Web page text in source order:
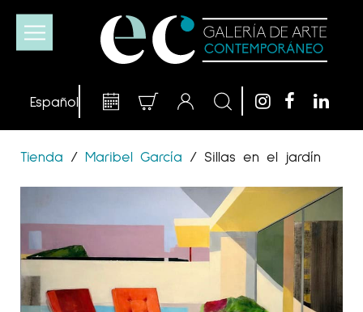
Tienda / Maribel García / Sillas en el jardín